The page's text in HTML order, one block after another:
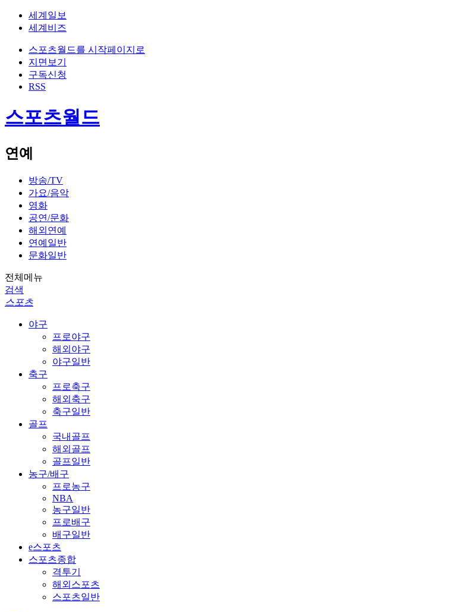
세계일보
세계비즈
스포츠월드를 시작페이지로
지면보기
구독신청
RSS
스포츠월드
연예
방송/TV
가요/음악
영화
공연/문화
해외연예
연예일반
문화일반
전체메뉴
검색
스포츠
야구
프로야구
해외야구
야구일반
축구
프로축구
해외축구
축구일반
골프
국내골프
해외골프
골프일반
농구/배구
프로농구
NBA
농구일반
프로배구
배구일반
e스포츠
스포츠종합
격투기
해외스포츠
스포츠일반